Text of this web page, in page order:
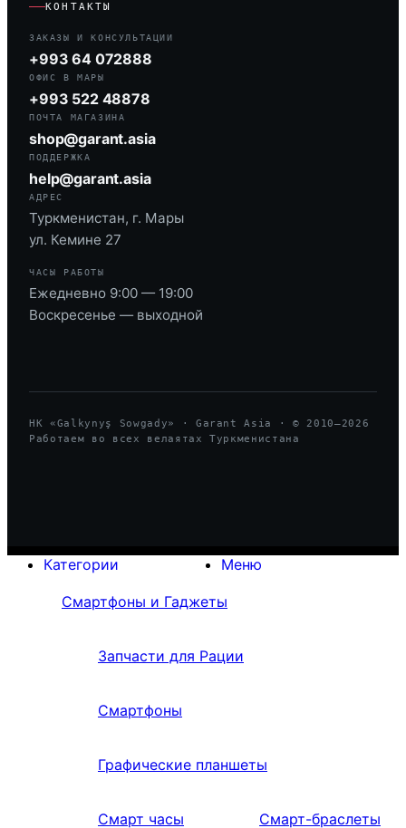
КОНТАКТЫ
ЗАКАЗЫ И КОНСУЛЬТАЦИИ
+993 64 072888
ОФИС В МАРЫ
+993 522 48878
ПОЧТА МАГАЗИНА
shop@garant.asia
ПОДДЕРЖКА
help@garant.asia
АДРЕС
Туркменистан, г. Мары
ул. Кемине 27
ЧАСЫ РАБОТЫ
Ежедневно 9:00 — 19:00
Воскресенье — выходной
HK «Galkynyş Sowgady» · Garant Asia · © 2010—2026
Работаем во всех велаятах Туркменистана
Меню
Категории
Смартфоны и Гаджеты
Запчасти для Рации
Смартфоны
Графические планшеты
Смарт часы Смарт-браслеты